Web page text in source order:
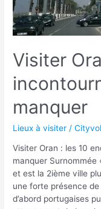
Visiter
manquer
Lieux à visiter /Cityvol
Visiter Oran : les 10
manquer Surnommée
et est la 2ième ville
une forte présence
d’abord portugaises